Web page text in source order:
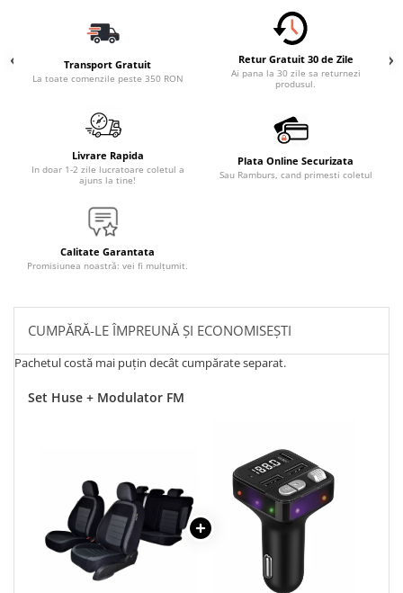
Transport Gratuit
La toate comenzile peste 350 RON
Retur Gratuit 30 de Zile
Ai pana la 30 zile sa returnezi
produsul.
Livrare Rapida
In doar 1-2 zile lucratoare coletul a
ajuns la tine!
Plata Online Securizata
Sau Ramburs, cand primesti coletul
Calitate Garantata
Promisiunea noastră: vei fi mulțumit.
CUMPĂRĂ-LE ÎMPREUNĂ ȘI ECONOMISEȘTI
Pachetul costă mai puțin decât cumpărate separat.
Set Huse + Modulator FM